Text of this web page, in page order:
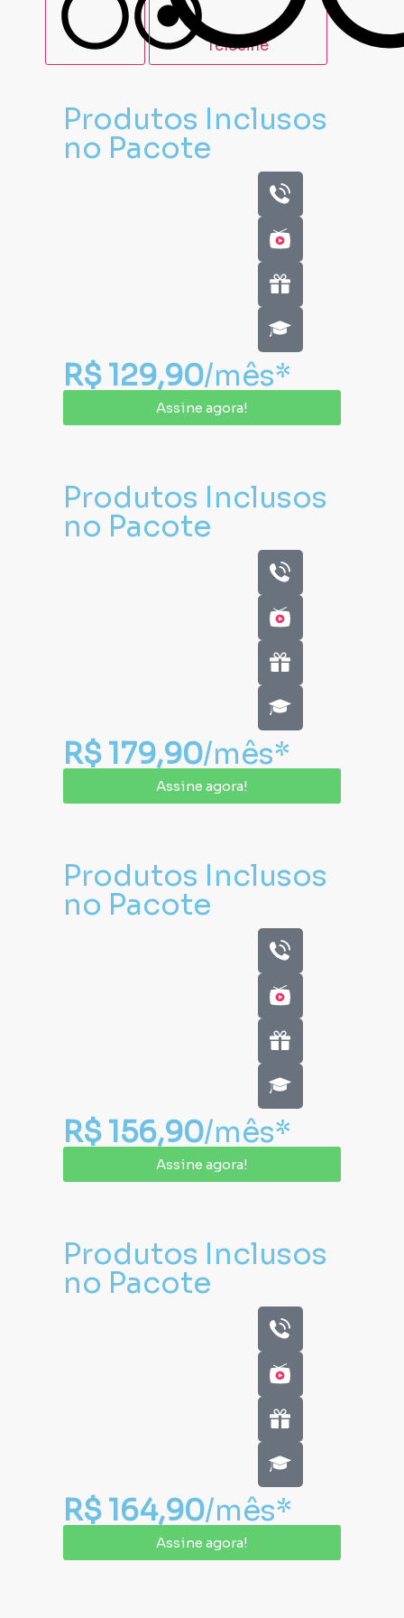
Telecine
Produtos Inclusos
no Pacote
R$ 129,90/mês*
Assine agora!
Produtos Inclusos
no Pacote
R$ 179,90/mês*
Assine agora!
Produtos Inclusos
no Pacote
R$ 156,90/mês*
Assine agora!
Produtos Inclusos
no Pacote
R$ 164,90/mês*
Assine agora!